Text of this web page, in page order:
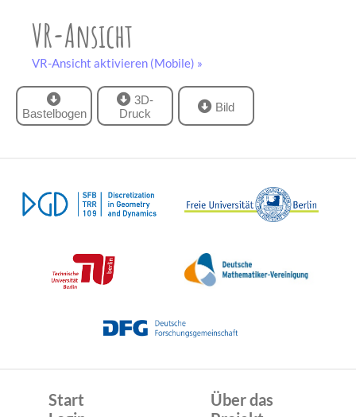
VR-Ansicht
VR-Ansicht aktivieren (Mobile) »
Bastelbogen
3D-
Druck
Bild
Start
Über das